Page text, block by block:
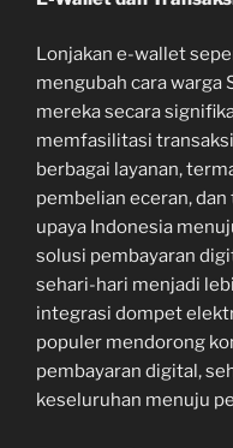
Lonjakan e-wallet
mengubah cara warga
mereka secara
memfasilitasi
berbagai layanan,
pembelian eceran,
upaya Indonesia
solusi pembayaran
sehari-hari menjadi
integrasi dompet
populer mendorong
pembayaran digital,
keseluruhan menuju